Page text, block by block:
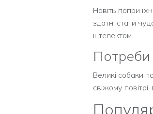
Навіть попри
здатні стати
інтелектом.
Потреби
Великі собаки
свіжому